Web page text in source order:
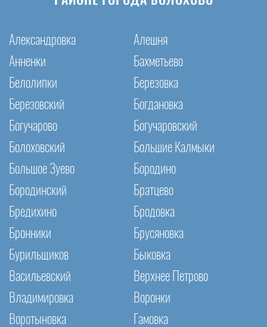
Александровка
Алешня
Анненки
Бахметьево
Белолипки
Березовка
Березовский
Богдановка
Богучарово
Богучаровский
Болоховский
Большие Калмыки
Большое Зуево
Бородино
Бородинский
Братцево
Бредихино
Бродовка
Бронники
Брусяновка
Бурильщиков
Быковка
Васильевский
Верхнее Петрово
Владимировка
Воронки
Воротыновка
Гамовка